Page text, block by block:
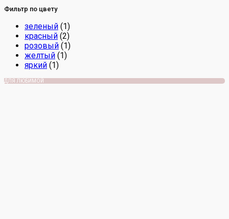
Фильтр по цвету
зеленый (1)
красный (2)
розовый (1)
желтый (1)
яркий (1)
ДЛЯ ЛЮБИМОЙ